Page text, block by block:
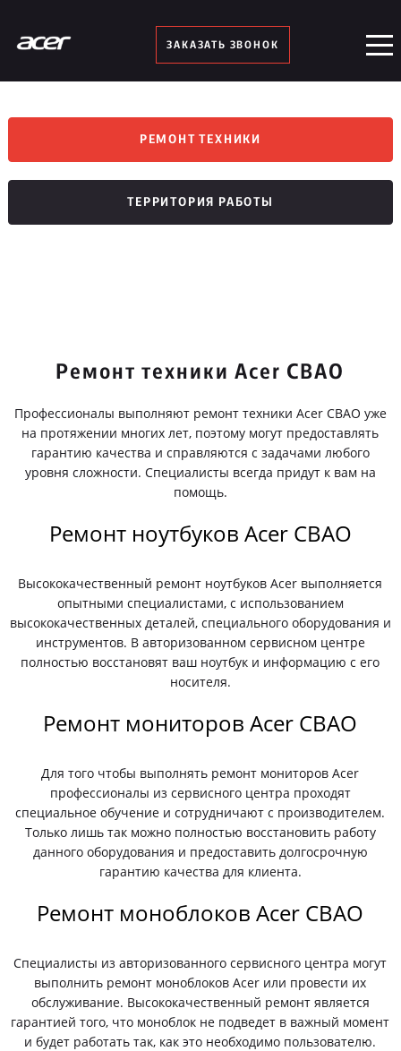
ЗАКАЗАТЬ ЗВОНОК
РЕМОНТ ТЕХНИКИ
ТЕРРИТОРИЯ РАБОТЫ
Ремонт техники Acer СВАО
Профессионалы выполняют ремонт техники Acer СВАО уже
на протяжении многих лет, поэтому могут предоставлять
гарантию качества и справляются с задачами любого
уровня сложности. Специалисты всегда придут к вам на
помощь.
Ремонт ноутбуков Acer СВАО
Высококачественный ремонт ноутбуков Acer выполняется
опытными специалистами, с использованием
высококачественных деталей, специального оборудования и
инструментов. В авторизованном сервисном центре
полностью восстановят ваш ноутбук и информацию с его
носителя.
Ремонт мониторов Acer СВАО
Для того чтобы выполнять ремонт мониторов Acer
профессионалы из сервисного центра проходят
специальное обучение и сотрудничают с производителем.
Только лишь так можно полностью восстановить работу
данного оборудования и предоставить долгосрочную
гарантию качества для клиента.
Ремонт моноблоков Acer СВАО
Специалисты из авторизованного сервисного центра могут
выполнить ремонт моноблоков Acer или провести их
обслуживание. Высококачественный ремонт является
гарантией того, что моноблок не подведет в важный момент
и будет работать так, как это необходимо пользователю.